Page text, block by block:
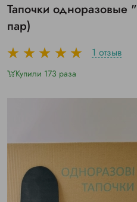
Тапочки
пар)
1 отзыв
Купили 173 раза